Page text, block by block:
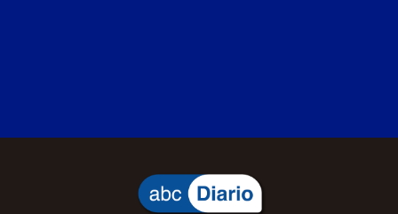
La empresa abonó solo la mitad de los salarios y
Sindicato de Petroleros Privados de Chubut
también cuestionó la estructura de costos y pidió